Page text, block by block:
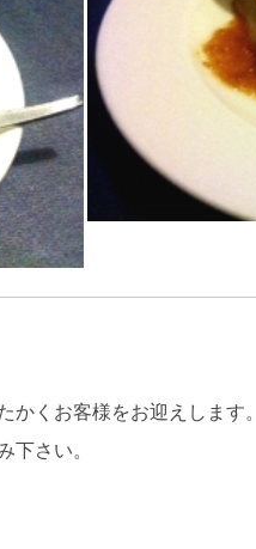
かくお客様をお迎えします。
下さい。